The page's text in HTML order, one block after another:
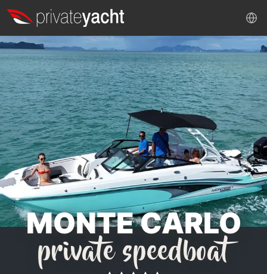
MONTE CARLO
private speedboat